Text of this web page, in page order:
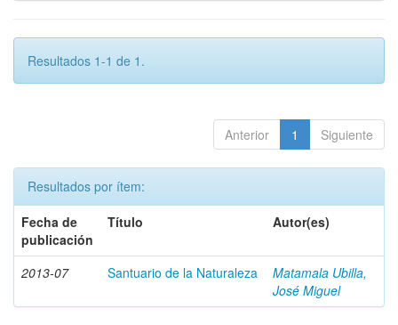
Resultados 1-1 de 1.
Anterior 1 Siguiente
Resultados por ítem:
Fecha de
publicación
Título Autor(es)
2013-07 Santuario de la Naturaleza
Matamala Ubilla,
José Miguel